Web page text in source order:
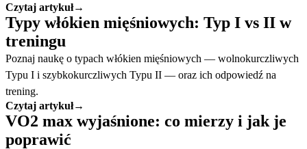
Czytaj artykuł→
Typy włókien mięśniowych: Typ I vs II w
treningu
Poznaj naukę o typach włókien mięśniowych — wolnokurczliwych
Typu I i szybkokurczliwych Typu II — oraz ich odpowiedź na
trening.
Czytaj artykuł→
VO2 max wyjaśnione: co mierzy i jak je
poprawić